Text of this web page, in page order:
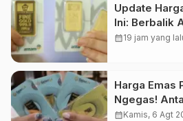
Update
Ini: Berbalik
Rp29.000
calendar_month19 jam yang
Harga Emas
Ngegas!
Juta per
calendar_monthKamis, 6 Agt